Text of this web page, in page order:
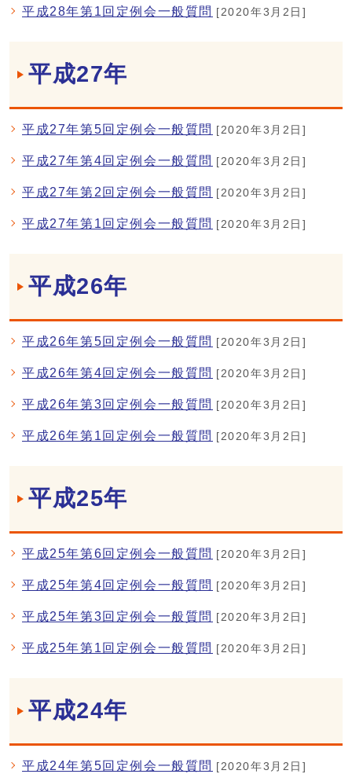
平成28年第1回定例会一般質問 [2020年3月2日]
平成27年
平成27年第5回定例会一般質問 [2020年3月2日]
平成27年第4回定例会一般質問 [2020年3月2日]
平成27年第2回定例会一般質問 [2020年3月2日]
平成27年第1回定例会一般質問 [2020年3月2日]
平成26年
平成26年第5回定例会一般質問 [2020年3月2日]
平成26年第4回定例会一般質問 [2020年3月2日]
平成26年第3回定例会一般質問 [2020年3月2日]
平成26年第1回定例会一般質問 [2020年3月2日]
平成25年
平成25年第6回定例会一般質問 [2020年3月2日]
平成25年第4回定例会一般質問 [2020年3月2日]
平成25年第3回定例会一般質問 [2020年3月2日]
平成25年第1回定例会一般質問 [2020年3月2日]
平成24年
平成24年第5回定例会一般質問 [2020年3月2日]